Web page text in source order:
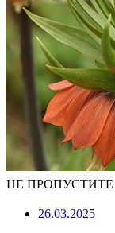
НЕ ПРОПУСТИТЕ
26.03.2025